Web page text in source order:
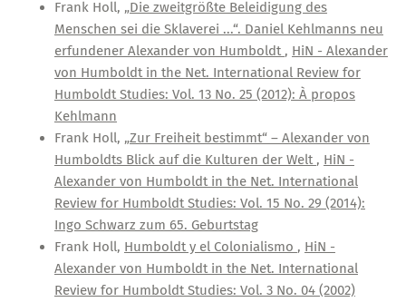
Frank Holl, „Die zweitgrößte Beleidigung des
Menschen sei die Sklaverei ...“. Daniel Kehlmanns neu
erfundener Alexander von Humboldt , HiN - Alexander
von Humboldt in the Net. International Review for
Humboldt Studies: Vol. 13 No. 25 (2012): À propos
Kehlmann
Frank Holl, „Zur Freiheit bestimmt“ – Alexander von
Humboldts Blick auf die Kulturen der Welt , HiN -
Alexander von Humboldt in the Net. International
Review for Humboldt Studies: Vol. 15 No. 29 (2014):
Ingo Schwarz zum 65. Geburtstag
Frank Holl, Humboldt y el Colonialismo , HiN -
Alexander von Humboldt in the Net. International
Review for Humboldt Studies: Vol. 3 No. 04 (2002)